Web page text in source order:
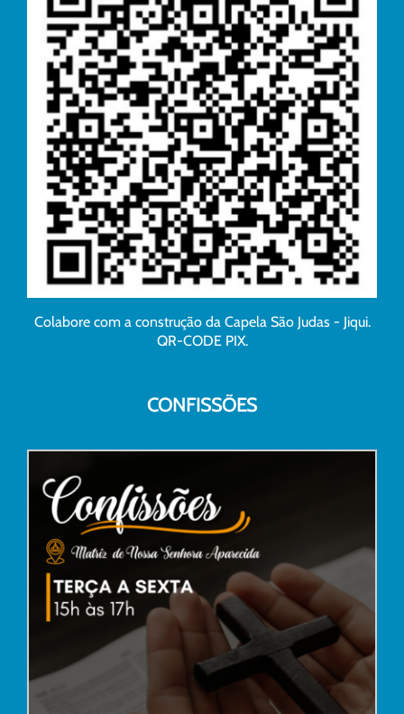
Colabore com a construção da Capela São Judas - Jiqui.
QR-CODE PIX.
CONFISSÕES